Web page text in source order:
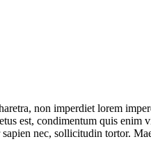
non imperdiet lorem
est, condimentum quis enim
nec, sollicitudin tortor.